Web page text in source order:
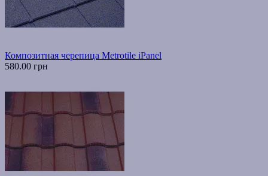
Композитная черепица Metrotile iPanel
580.00 грн